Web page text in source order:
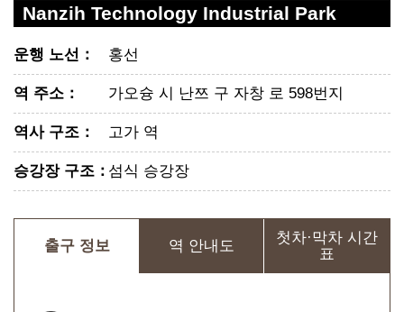
Nanzih Technology Industrial Park
운행 노선 ： 홍선
역 주소 ： 가오슝 시 난쯔 구 자창 로 598번지
역사 구조 ： 고가 역
승강장 구조 ：섬식 승강장
출구 정보 역 안내도
첫차·막차 시간
표